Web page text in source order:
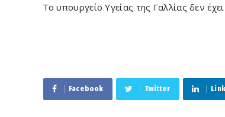
Το υπουργείο Υγείας της Γαλλίας δεν
Facebook Twitter